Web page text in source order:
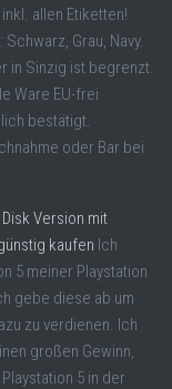
allen Etiketten!
Grau, Navy.
in Sinzig ist begrenzt.
Ware EU-frei
bestätigt.
oder Bar bei
Version mit
kaufen Ich
5 meiner Playstation
gebe diese ab um
zu verdienen. Ich
großen Gewinn,
5 in der